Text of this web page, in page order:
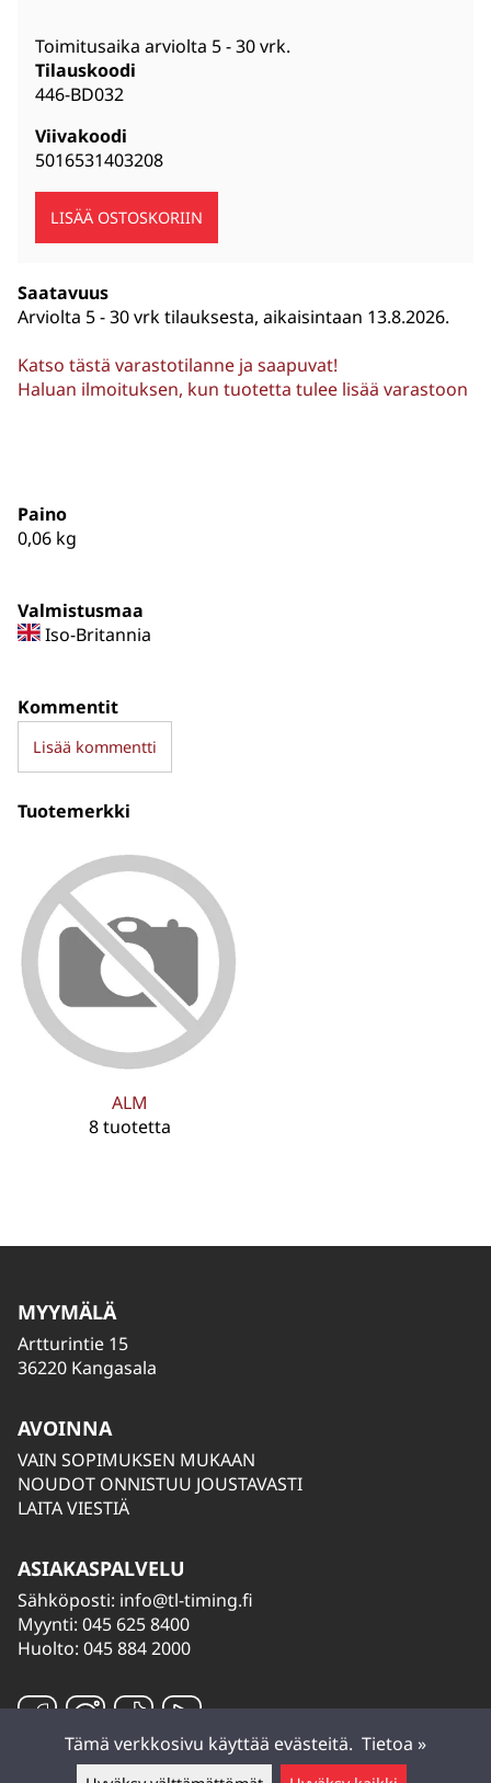
Toimitusaika arviolta 5 - 30 vrk.
Tilauskoodi
446-BD032
Viivakoodi
5016531403208
Saatavuus
Arviolta 5 - 30 vrk tilauksesta, aikaisintaan 13.8.2026.
Katso tästä varastotilanne ja saapuvat!
Haluan ilmoituksen, kun tuotetta tulee lisää varastoon
Paino
0,06 kg
Valmistusmaa
Iso-Britannia
Kommentit
Lisää kommentti
Tuotemerkki
ALM
8 tuotetta
MYYMÄLÄ
Artturintie 15
36220 Kangasala
AVOINNA
VAIN SOPIMUKSEN MUKAAN
NOUDOT ONNISTUU JOUSTAVASTI
LAITA VIESTIÄ
ASIAKASPALVELU
Sähköposti: info@tl-timing.fi
Myynti: 045 625 8400
Huolto: 045 884 2000
Tämä verkkosivu käyttää evästeitä. Tietoa »